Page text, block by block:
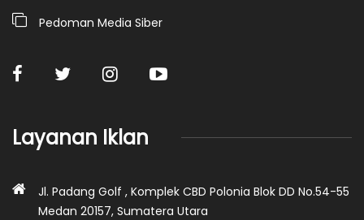
Pedoman Media Siber
Layanan Iklan
Jl. Padang Golf , Komplek CBD Polonia Blok DD No.54-55
Medan 20157, Sumatera Utara